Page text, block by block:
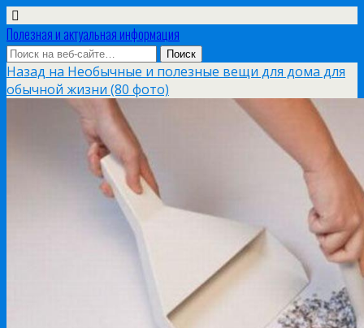
Полезная и актуальная информация
Назад на Необычные и полезные вещи для дома для
обычной жизни (80 фото)